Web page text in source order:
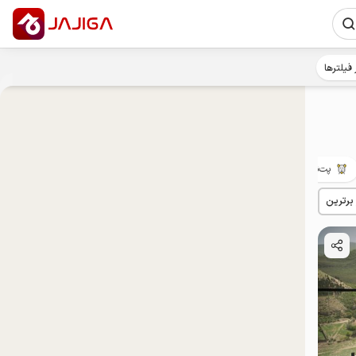
پت‌نواز
برترین
فیلترها